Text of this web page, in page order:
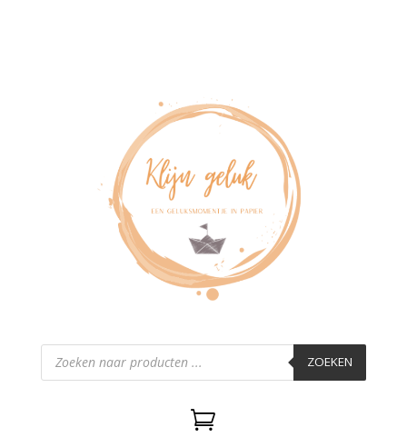
Producten
zoeken ZOEKEN
